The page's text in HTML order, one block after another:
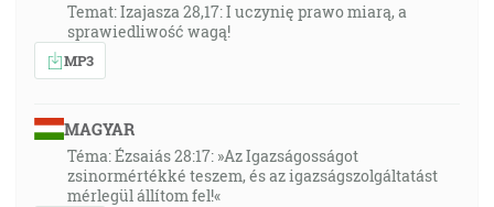
Temat: Izajasza 28,17: I uczynię prawo miarą, a
sprawiedliwość wagą!
MP3
MAGYAR
Téma: Ézsaiás 28:17: »Az Igazságosságot
zsinormértékké teszem, és az igazságszolgáltatást
mérlegül állítom fel!«